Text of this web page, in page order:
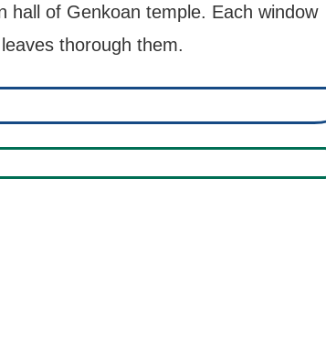
hall of Genkoan temple. Each window
thorough them.